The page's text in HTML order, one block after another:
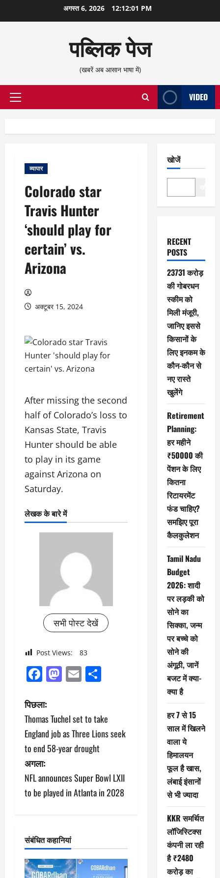
सामग्री
अगस्त 6, 2026 12:12:02 PM
पब्लिक पेज
(खबरें अब आसान भाषा में)
प्राथमिक
VIDEO
व्यापार
Colorado star
Travis Hunter
‘should play for
certain’ vs.
Arizona
अक्टूबर 15, 2024
After missing the second
half of Colorado’s loss to
Kansas State, Travis
Hunter should be able
to play in its game
against Arizona on
Saturday.
लेखक के बारे में
सभी पोस्ट देखें
Post Views: 83
Facebook
Mastodon
Email
पो
स्ट
ने
वि
गे
न
पिछला:
Thomas Tuchel set to take
England job as Three Lions seek
to end 58-year drought
अगला:
NFL announces Super Bowl LXII
to be played in Atlanta in 2028
संबंधित कहानियां
खोजें
RECENT
POSTS
23731 करोड़
की गोबरधन
स्कीम को
मिली मंजूरी,
जानिए इससे
किसानों के
लिए इनकम के
कौन-कौन से
नए रास्ते
खुलेंगे
Retirement
Planning:
हर महीने
₹50000 की
पेंशन के लिए
कितना
रिटायरमेंट
फंड चाहिए?
समझिए पूरा
कैलकुलेशन
Tamil Nadu
Budget
2026: शादी
पर लड़की को
सोने का
सिक्का, जन्म
पर बच्चे को
सोने की
अंगूठी, जानें
बजट में क्या-
क्या है
हर 7 से 15
साल में खिलने
वाला ये
हिमालयन
फूल है खास,
लंबाई इंसानों
से भी ज्यादा
KKR समर्थित
लॉजिस्टिक्स
कंपनी ला रही
है ₹2480
करोड़ का